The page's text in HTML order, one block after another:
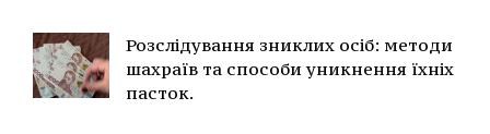
Розслідування зниклих осіб: методи
шахраїв та способи уникнення їхніх
пасток.